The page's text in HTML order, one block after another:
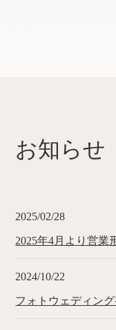
お知らせ
2025/02/28
2025年4月より営業
2024/10/22
フォトウェディン